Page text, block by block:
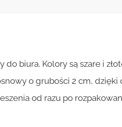
biura. Kolory są szare i
o grubości 2 cm, dzięki
od razu po